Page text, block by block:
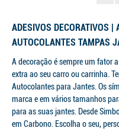
ADESIVOS DECORATIVOS |
AUTOCOLANTES TAMPAS
A decoração é sempre um fator
extra ao seu carro ou carrinha.
Autocolantes para Jantes. Os
marca e em vários tamanhos
para as suas jantes. Desde
em Carbono. Escolha o seu,